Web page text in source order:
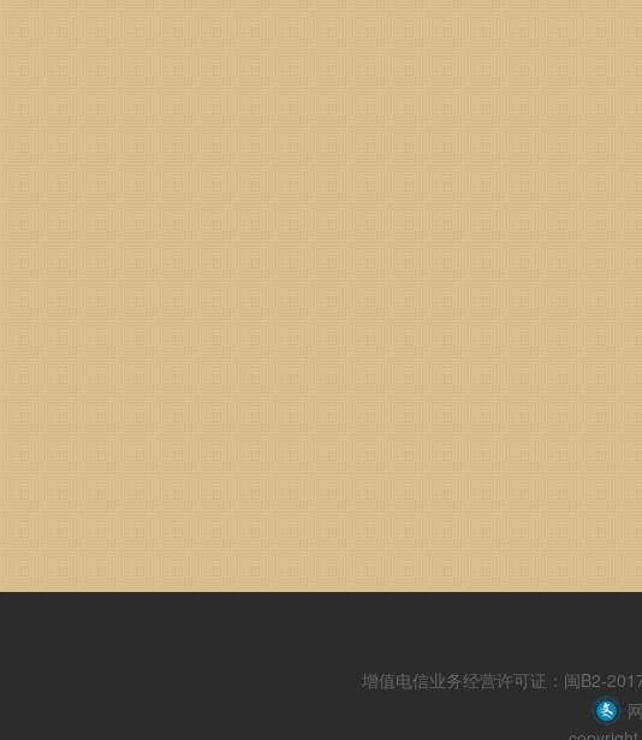
增值电信业务经营许可证：闽B2-